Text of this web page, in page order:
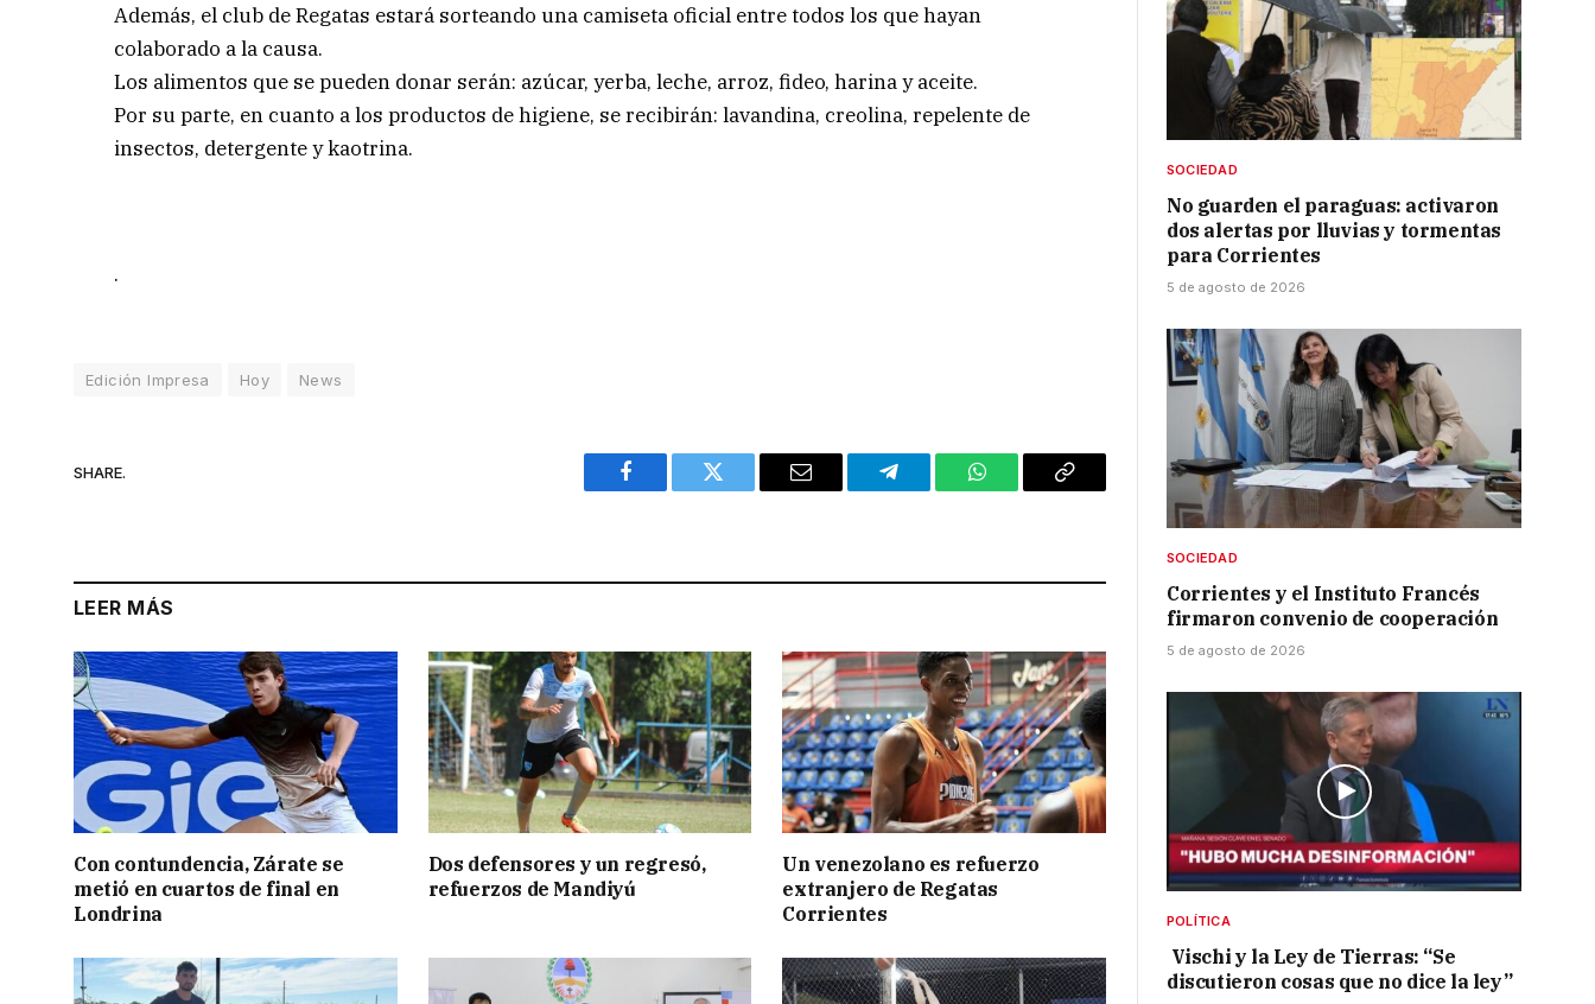
Además, el club de Regatas estará sorteando una camiseta oficial entre todos los que hayan
colaborado a la causa.
Los alimentos que se pueden donar serán: azúcar, yerba, leche, arroz, fideo, harina y aceite.
Por su parte, en cuanto a los productos de higiene, se recibirán: lavandina, creolina, repelente de
insectos, detergente y kaotrina.
.
Edición Impresa Hoy News
SHARE.
Facebook Twitter Email Telegram WhatsAppCopy
LEER MÁS
Con contundencia, Zárate se
metió en cuartos de final en
Londrina
Dos defensores y un regresó,
refuerzos de Mandiyú
Un venezolano es refuerzo
extranjero de Regatas
Corrientes
SOCIEDAD
No guarden el paraguas: activaron
dos alertas por lluvias y tormentas
para Corrientes
5 de agosto de 2026
SOCIEDAD
Corrientes y el Instituto Francés
firmaron convenio de cooperación
5 de agosto de 2026
POLÍTICA
Vischi y la Ley de Tierras: “Se
discutieron cosas que no dice la ley”